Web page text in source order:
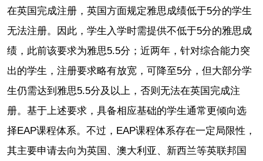
在英国完成注册，英国方面规定雅思成绩低于5分的学生
无法注册。因此，学生入学时需提供不低于5分的雅思成
绩，此前该要求为雅思5.5分；近两年，针对综合能力突
出的学生，注册要求略有放宽，可降至5分，但大部分学
生仍需达到雅思5.5分及以上，否则无法在英国完成注
册。基于上述要求，具备相应基础的学生通常更倾向选
择EAP课程体系。不过，EAP课程体系存在一定局限性，
其主要申请去向为英国、澳大利亚、新西兰等英联邦国